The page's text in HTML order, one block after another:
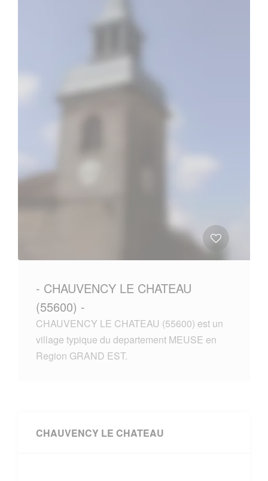
- CHAUVENCY LE CHATEAU
(55600) -
CHAUVENCY LE CHATEAU (55600) est un
village typique du departement MEUSE en
Region GRAND EST.
CHAUVENCY LE CHATEAU